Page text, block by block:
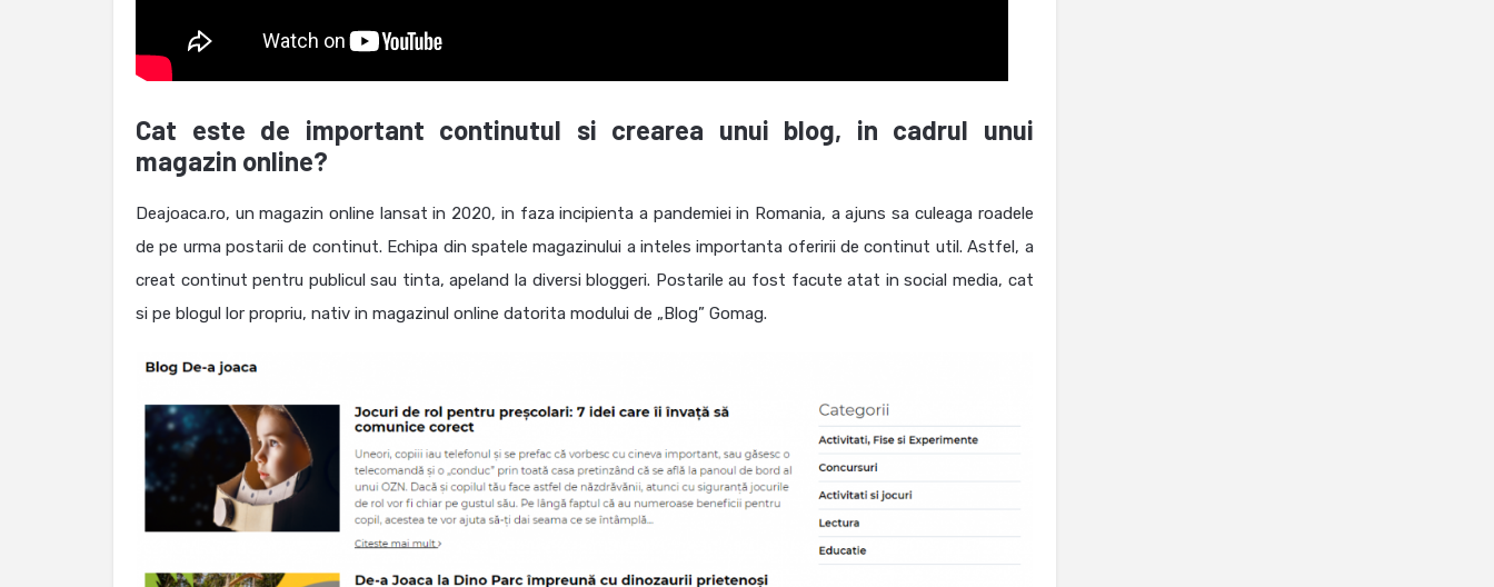
Cat este de important continutul si crearea unui blog, in cadrul unui
magazin online?
Deajoaca.ro, un magazin online lansat in 2020, in faza incipienta a pandemiei in Romania, a ajuns sa culeaga roadele
de pe urma postarii de continut. Echipa din spatele magazinului a inteles importanta oferirii de continut util.Astfel, a
creat continut pentru publicul sau tinta, apeland la diversi bloggeri. Postarile au fost facute atat in social media, cat
si pe blogul lor propriu, nativ in magazinul online datorita modului de „Blog” Gomag.